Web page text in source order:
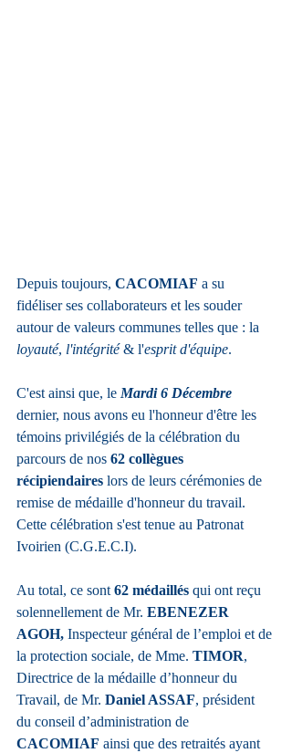
Depuis toujours, CACOMIAF a su
fidéliser ses collaborateurs et les souder
autour de valeurs communes telles que : la
loyauté, l'intégrité & l'esprit d'équipe.
C'est ainsi que, le Mardi 6 Décembre
dernier, nous avons eu l'honneur d'être les
témoins privilégiés de la célébration du
parcours de nos 62 collègues
récipiendaires lors de leurs cérémonies de
remise de médaille d'honneur du travail.
Cette célébration s'est tenue au Patronat
Ivoirien (C.G.E.C.I).
Au total, ce sont 62 médaillés qui ont reçu
solennellement de Mr. EBENEZER
AGOH, Inspecteur général de l’emploi et de
la protection sociale, de Mme. TIMOR,
Directrice de la médaille d’honneur du
Travail, de Mr. Daniel ASSAF, président
du conseil d’administration de
CACOMIAF ainsi que des retraités ayant